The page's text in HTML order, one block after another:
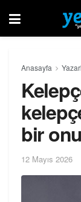
Anasayfa
bir
12 Mayıs 2026